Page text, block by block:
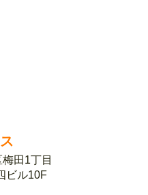
田1丁目
ビル10F